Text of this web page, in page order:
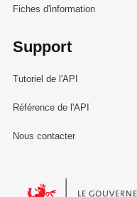
Fiches d'information
Support
Tutoriel de l'API
Référence de l'API
Nous contacter
Le Gouvernement du